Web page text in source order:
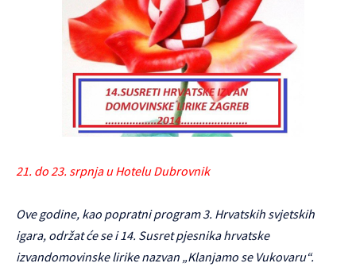
21. do 23. srpnja u Hotelu Dubrovnik
Ove godine, kao popratni program3. Hrvatskih svjetskih
igara, održat će se i 14. Susret pjesnika hrvatske
izvandomovinske lirike nazvan „Klanjamo se Vukovaru“.